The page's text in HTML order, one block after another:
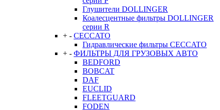
Глушители DOLLINGER
Коалесцентные фильтры DOLLINGER
серии R
+ - CECCATO
Гидравлические фильтры CECCATO
+ - ФИЛЬТРЫ ДЛЯ ГРУЗОВЫХ АВТО
BEDFORD
BOBCAT
DAF
EUCLID
FLEETGUARD
FODEN